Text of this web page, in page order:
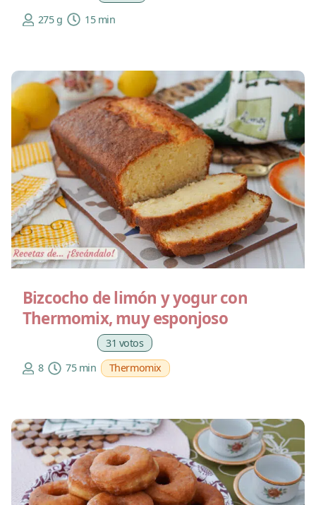
275 g
15 min
Bizcocho de limón y yogur con
Thermomix, muy esponjoso
31 votos
8
75 min Thermomix